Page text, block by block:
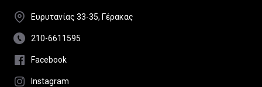
Ευρυτανίας 33-35, Γέρακας
210-6611595
Facebook
Instagram